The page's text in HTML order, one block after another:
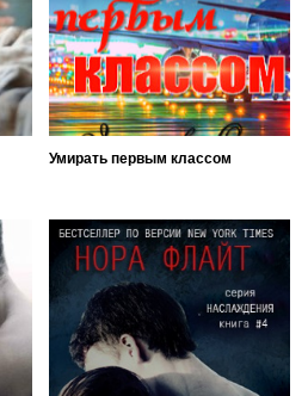
Умирать первым классом